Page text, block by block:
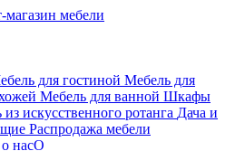
магазин мебели
для гостиной Мебель для
Мебель для ванной Шкафы
искусственного ротанга Дача и
Распродажа мебели
насО